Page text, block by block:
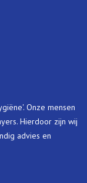
Onze mensen
Hierdoor zijn wij
advies en